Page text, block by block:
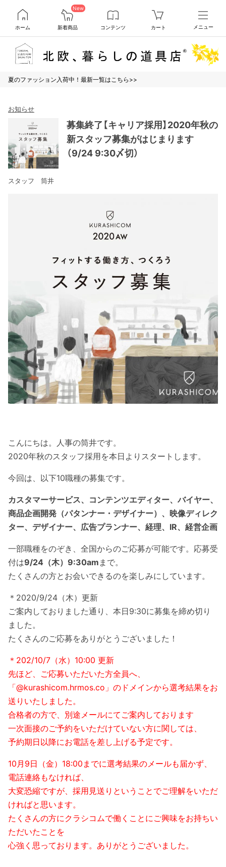
ホーム
New
新着商品 コンテンツ カート メニュー
夏のファッション入荷中！最新一覧はこちら>>
お知らせ
募集終了【キャリア採用】2020年秋の
新スタッフ募集がはじまります
（9/24 9:30〆切）
スタッフ 筒井
こんにちは。人事の筒井です。
2020年秋のスタッフ採用を本日よりスタートします。
今回は、以下10職種の募集です。
カスタマーサービス、コンテンツエディター、バイヤー、
商品企画開発（パタンナー・デザイナー）、映像ディレク
ター、デザイナー、広告プランナー、経理、IR、経営企画
一部職種をのぞき、全国からのご応募が可能です。応募受
付は9/24（木）9:30am まで。
たくさんの方とお会いできるのを楽しみにしています。
＊2020/9/24（木）更新
ご案内しておりました通り、本日9:30に募集を締め切り
ました。
たくさんのご応募をありがとうございました！
＊202/10/7（水）10:00 更新
先ほど、ご応募いただいた方全員へ、
「@kurashicom.hrmos.co」のドメインから選考結果をお
送りいたしました。
合格者の方で、別途メールにてご案内しております
一次面接のご予約をいただけていない方に関しては、
予約期日以降にお電話を差し上げる予定です。
10月9日（金）18:00までに選考結果のメールも届かず、
電話連絡もなければ、
大変恐縮ですが、採用見送りということでご理解をいただ
ければと思います。
たくさんの方にクラシコムで働くことにご興味をお持ちい
ただいたことを
心強く思っております。ありがとうございました。